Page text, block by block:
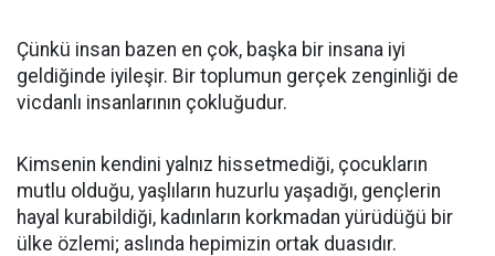
Çünkü insan bazen en çok, başka bir insana iyi
geldiğinde iyileşir. Bir toplumun gerçek zenginliği de
vicdanlı insanlarının çokluğudur.
Kimsenin kendini yalnız hissetmediği, çocukların
mutlu olduğu, yaşlıların huzurlu yaşadığı, gençlerin
hayal kurabildiği, kadınların korkmadan yürüdüğü bir
ülke özlemi; aslında hepimizin ortak duasıdır.